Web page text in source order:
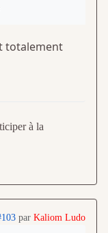
totalement
à la
par Kaliom Ludo